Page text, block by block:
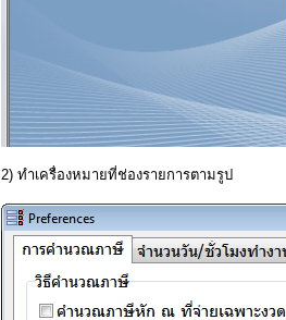
2) ทำเครื่องหมายที่ช่องรายการตามรูป